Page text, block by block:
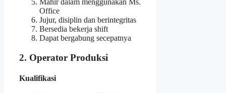
Mahir dalam menggunakan Ms.
Office
Jujur, disiplin dan berintegritas
Bersedia bekerja shift
Dapat bergabung secepatnya
2. Operator Produksi
Kualifikasi